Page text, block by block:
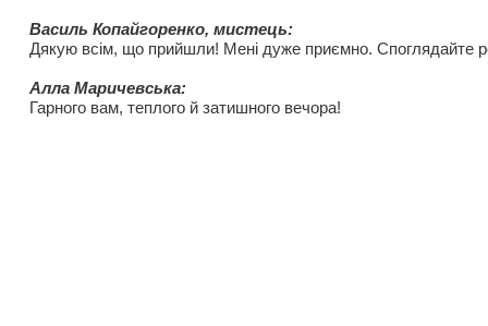
Василь Копайгоренко, мистець:
Дякую всім, що прийшли! Мені дуже приємно. Споглядайте
Алла Маричевська:
Гарного вам, теплого й затишного вечора!